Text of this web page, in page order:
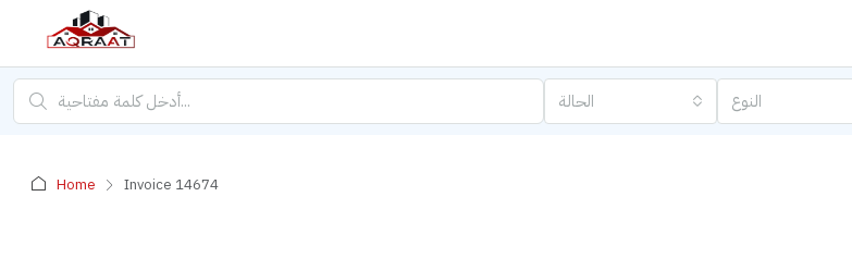
الحالة النوع
Home Invoice 14674